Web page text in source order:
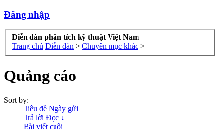
Đăng nhập
Diễn đàn phân tích kỹ thuật Việt Nam
Trang chủ Diễn đàn > Chuyên mục khác >
Quảng cáo
Sort by:
Tiêu đề Ngày gửi
Trả lời Đọc ↓
Bài viết cuối